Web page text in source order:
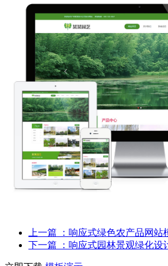
上一篇
：响应式绿色农产品网站
下一篇
：响应式园林景观绿化设